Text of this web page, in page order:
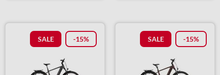
SALE -15% SALE -15%